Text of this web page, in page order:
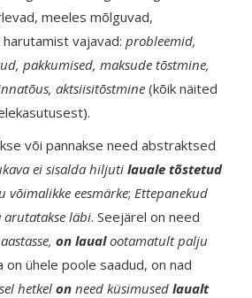
meeles mõlguvad,
harutamist vajavad:probleemid,
pakkumised, maksude tõstmine,
aktsiisitõstmine (kõik näited
või pannakse need abstraktsed
ei sisalda hiljutilauale tõstetud
võimalikke eesmärke; Ettepanekud
arutatakse läbi. Seejärel on need
on laualootamatult palju
on ühele poole saadud, on nad
hetkelon need küsimusedlaualt